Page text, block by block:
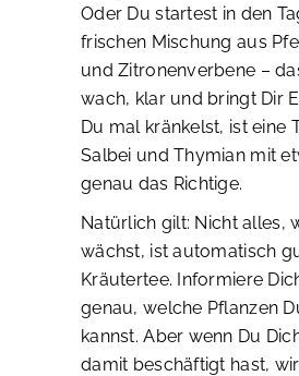
Oder Du startest in den
frischen Mischung aus
und Zitronenverbene –
wach, klar und bringt Dir
Du mal kränkelst, ist eine
Salbei und Thymian mit
genau das Richtige.
Natürlich gilt: Nicht alles,
wächst, ist automatisch
Kräutertee. Informiere
genau, welche Pflanzen
kannst. Aber wenn Du
damit beschäftigt hast,